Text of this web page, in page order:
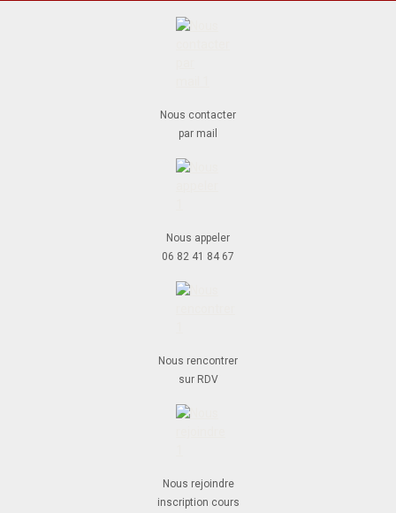
Nous contacter
par mail
Nous appeler
06 82 41 84 67
Nous rencontrer
sur RDV
Nous rejoindre
inscription cours